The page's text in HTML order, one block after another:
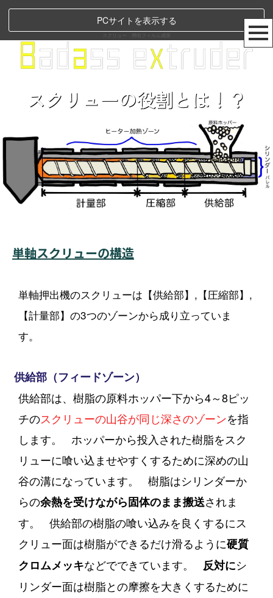
PCサイトを表示する
スクリューの役割とは！？
単軸スクリューの構造
単軸押出機のスクリューは【供給部】,【圧縮部】,
【計量部】の3つのゾーンから成り立っていま
す。
供給部（フィードゾーン）
供給部は、樹脂の原料ホッパー下から4～8ピッ
チのスクリューの山谷が同じ深さのゾーンを指
します。
ホッパーから投入された樹脂をスク
リューに喰い込ませやすくするために深めの山
谷の溝になっています。
樹脂はシリンダーか
らの余熱を受けながら固体のまま搬送されま
す。
供給部の樹脂の喰い込みを良くするにス
クリュー面は樹脂ができるだけ滑るように硬質
クロムメッキなどでできています。 反対にシ
リンダー面は樹脂との摩擦を大きくするために